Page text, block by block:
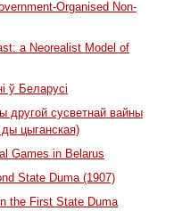
Organised Non-
a Neorealist Model of
ў Беларусі
другой сусветнай вайны
ды цыганская)
Games in Belarus
State Duma (1907)
the First State Duma